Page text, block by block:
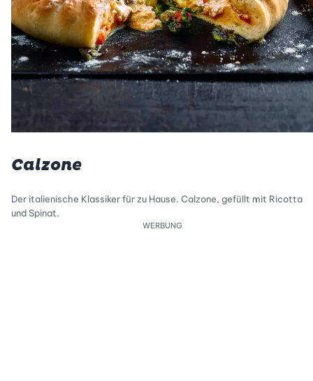
Calzone
Der italienische Klassiker für zu Hause. Calzone, gefüllt mit Ricotta
und Spinat.
WERBUNG